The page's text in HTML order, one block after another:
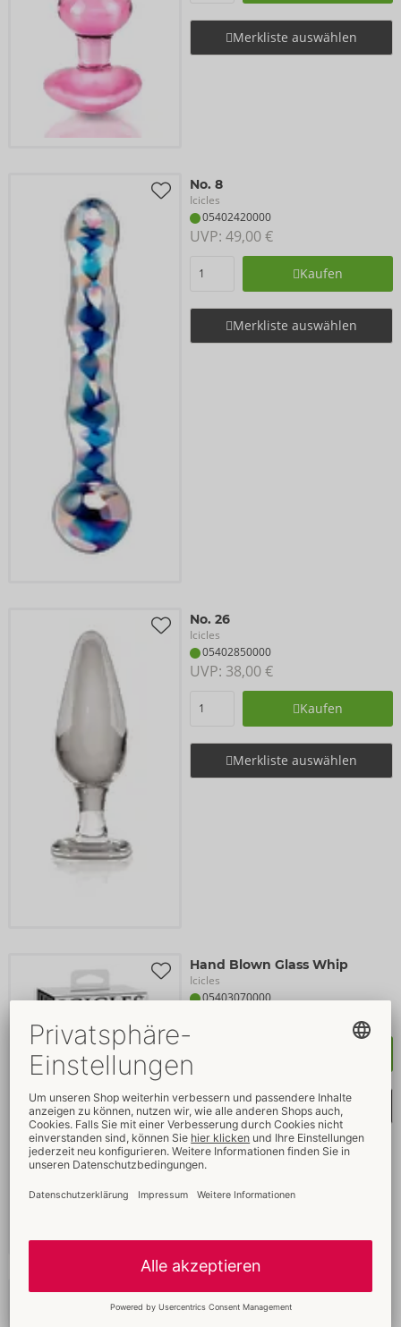
Merkliste auswählen
No. 8
Icicles
05402420000
UVP: 49,00 €
Kaufen
Merkliste auswählen
No. 26
Icicles
05402850000
UVP: 38,00 €
Kaufen
Merkliste auswählen
Hand Blown Glass Whip
Icicles
05403070000
Merkliste auswählen
No. 57
Icicles